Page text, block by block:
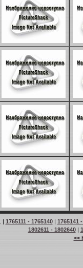
| 1765111 - 1765140| 1765141
1802611 - 1802640|
<<